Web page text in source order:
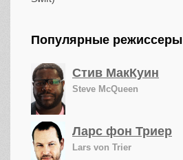
Популярные режиссеры
Стив МакКуин
Steve McQueen
Ларс фон Триер
Lars von Trier